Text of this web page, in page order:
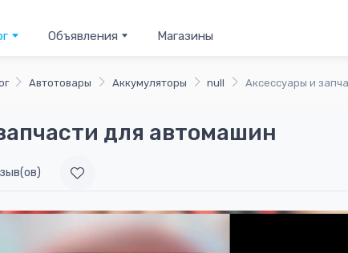
Объявления Магазины
Автотовары Аккумуляторы null Аксессуары и
для автомашин